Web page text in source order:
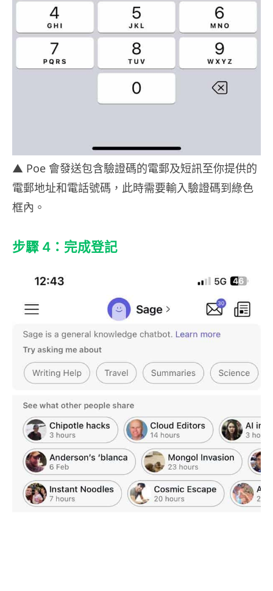
▲ Poe 會發送包含驗證碼的電郵及短訊至你提供的
電郵地址和電話號碼，此時需要輸入驗證碼到綠色
框內。
步驟 4：完成登記